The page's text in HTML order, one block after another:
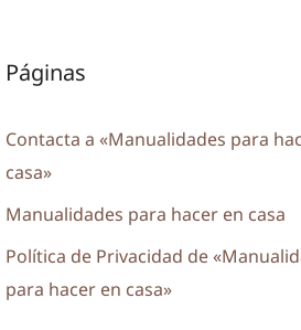
Páginas
Contacta a «Manualidades para
casa»
Manualidades para hacer en casa
Política de Privacidad de
para hacer en casa»